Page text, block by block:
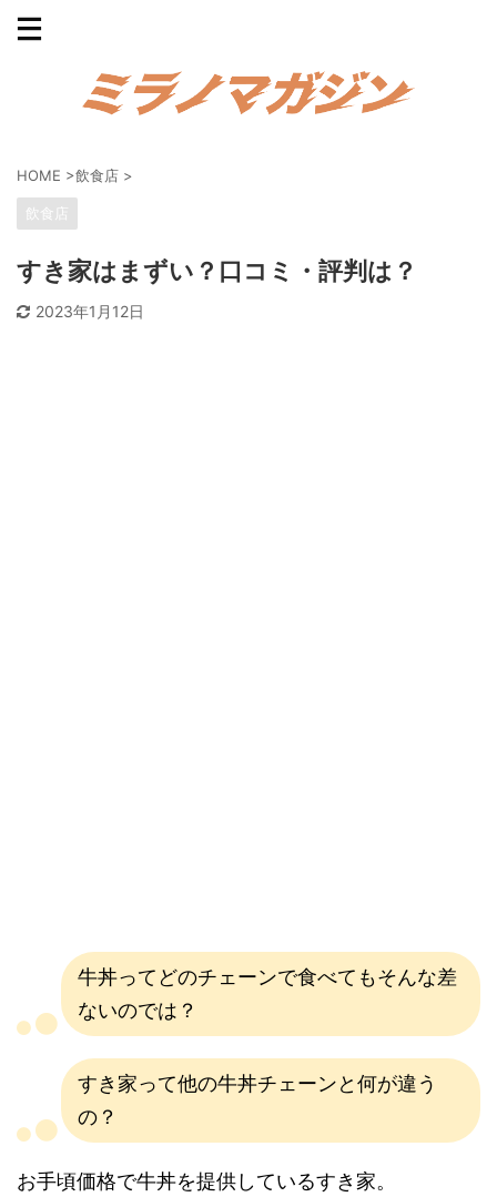
HOME >飲食店 >
飲食店
すき家はまずい？口コミ・評判は？
2023年1月12日
牛丼ってどのチェーンで食べてもそんな差
ないのでは？
すき家って他の牛丼チェーンと何が違う
の？
お手頃価格で牛丼を提供しているすき家。